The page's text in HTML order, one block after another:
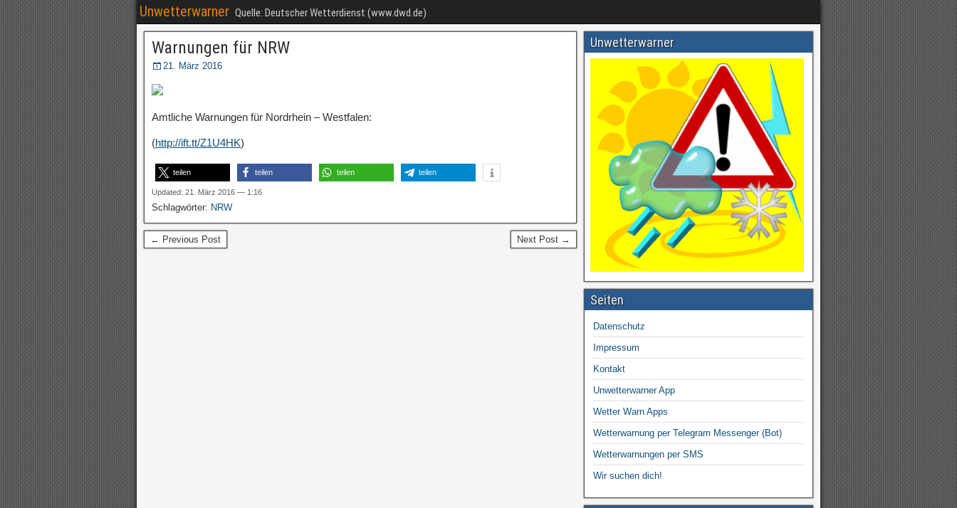
Unwetterwarner Quelle: Deutscher Wetterdienst (www.dwd.de)
Warnungen für NRW
21. März 2016
Amtliche Warnungen für Nordrhein – Westfalen:
(http://ift.tt/Z1U4HK)
teilen teilen teilen teilen
Updated: 21. März 2016 — 1:16
Schlagwörter: NRW
← Previous Post Next Post →
Unwetterwarner
Seiten
Datenschutz
Impressum
Kontakt
Unwetterwarner App
Wetter Warn Apps
Wetterwarnung per Telegram Messenger (Bot)
Wetterwarnungen per SMS
Wir suchen dich!